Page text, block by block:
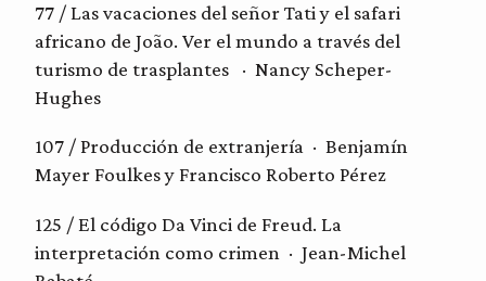
77 / Las vacaciones del señor Tati y el safari
africano de João. Ver el mundo a través del
turismo de trasplantes · Nancy Scheper-
Hughes
107 / Producción de extranjería · Benjamín
Mayer Foulkes y Francisco Roberto Pérez
125 / El código Da Vinci de Freud. La
interpretación como crimen · Jean-Michel